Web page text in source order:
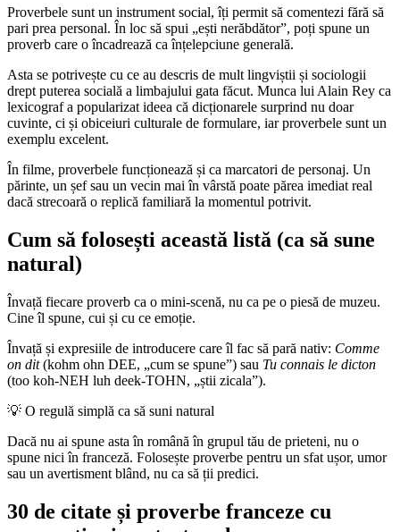
Proverbele sunt un instrument social, îți permit să comentezi fără să
pari prea personal. În loc să spui „ești nerăbdător”, poți spune un
proverb care o încadrează ca înțelepciune generală.
Asta se potrivește cu ce au descris de mult lingviștii și sociologii
drept puterea socială a limbajului gata făcut. Munca lui Alain Rey ca
lexicograf a popularizat ideea că dicționarele surprind nu doar
cuvinte, ci și obiceiuri culturale de formulare, iar proverbele sunt un
exemplu excelent.
În filme, proverbele funcționează și ca marcatori de personaj. Un
părinte, un șef sau un vecin mai în vârstă poate părea imediat real
dacă strecoară o replică familiară la momentul potrivit.
Cum să folosești această listă (ca să sune
natural)
Învață fiecare proverb ca o mini-scenă, nu ca pe o piesă de muzeu.
Cine îl spune, cui și cu ce emoție.
Învață și expresiile de introducere care îl fac să pară nativ: Comme
on dit(kohm ohn DEE, „cum se spune”) sau Tu connais le dicton
(too koh-NEH luh deek-TOHN, „știi zicala”).
💡 O regulă simplă ca să suni natural
Dacă nu ai spune asta în română în grupul tău de prieteni, nu o
spune nici în franceză. Folosește proverbe pentru un sfat ușor, umor
sau un avertisment blând, nu ca să ții predici.
30 de citate și proverbe franceze cu